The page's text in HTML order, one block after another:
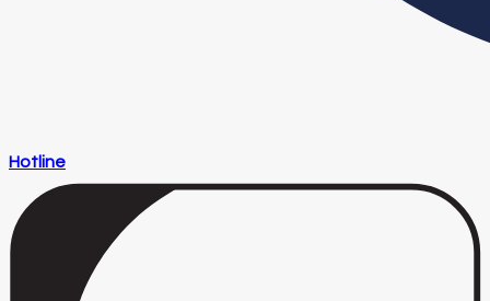
Hotline